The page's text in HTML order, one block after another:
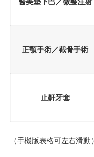
正顎手術／截骨手術
止鼾牙套
（手機版表格可左右滑動）